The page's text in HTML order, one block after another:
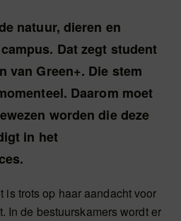
natuur, dieren en
Dat zegt student
van Green+. Die stem
Daarom moet
worden die deze
in het
trots op haar aandacht voor
In de bestuurskamers wordt er